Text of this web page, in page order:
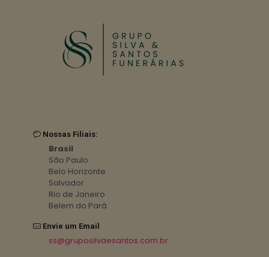
Nossas Filiais:
Brasil
São Paulo
Belo Horizonte
Salvador
Rio de Janeiro
Belem do Pará
Envie um Email
ss@gruposilvaesantos.com.br